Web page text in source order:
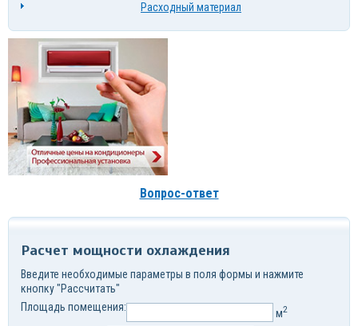
Расходный материал
Вопрос-ответ
Расчет мощности охлаждения
Введите необходимые параметры в поля формы и нажмите
кнопку "Рассчитать"
Площадь помещения:
м2